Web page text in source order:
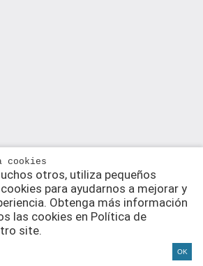
cookies
otros, utiliza pequeños
para ayudarnos a mejorar y
Obtenga más información
las cookies en Política de
site.
OK